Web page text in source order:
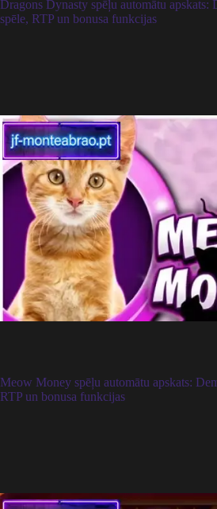
Dragons Dynasty spēļu automātu apskats:
spēle, RTP un bonusa funkcijas
Meow Money spēļu automātu apskats:
RTP un bonusa funkcijas